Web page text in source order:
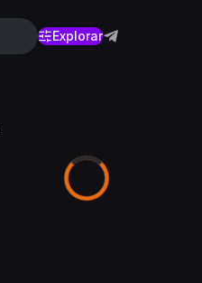
Explorar